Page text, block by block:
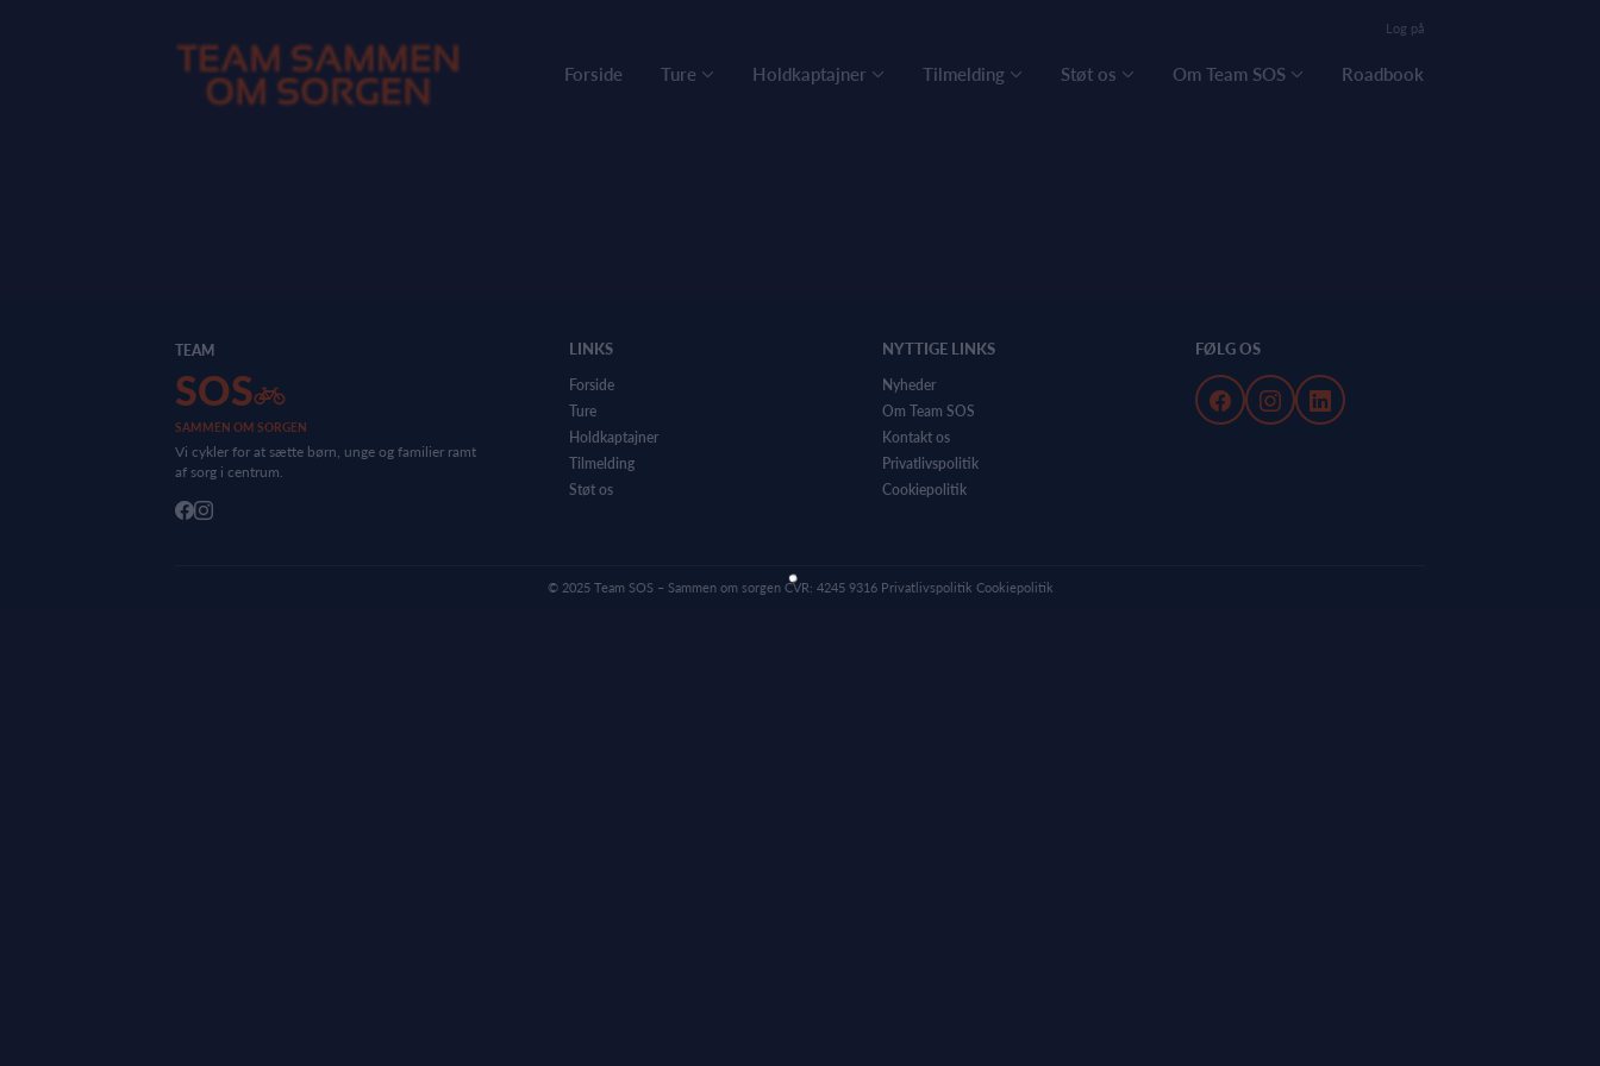
Log på
Forside Ture Holdkaptajner Tilmelding Støt os Om Team SOS Roadbook
TEAM
SOS
SAMMEN OM SORGEN
Vi cykler for at sætte børn, unge og familier ramt
af sorg i centrum.
LINKS
Forside
Ture
Holdkaptajner
Tilmelding
Støt os
NYTTIGE LINKS
Nyheder
Om Team SOS
Kontakt os
Privatlivspolitik
Cookiepolitik
FØLG OS
© 2025 Team SOS – Sammen om sorgen CVR: 4245 9316 Privatlivspolitik Cookiepolitik